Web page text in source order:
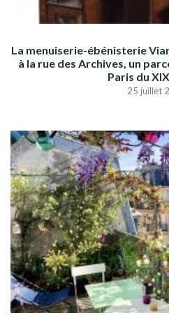
La menuiserie-ébénisterie
à la rue des Archives, un
Paris du
25 juillet